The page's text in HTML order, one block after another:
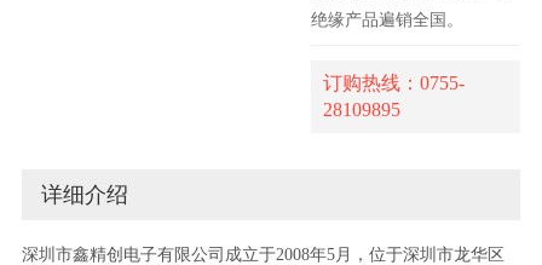
绝缘产品遍销全国。
订购热线：0755-
28109895
详细介绍
深圳市鑫精创电子有限公司成立于2008年5月，位于深圳市龙华区